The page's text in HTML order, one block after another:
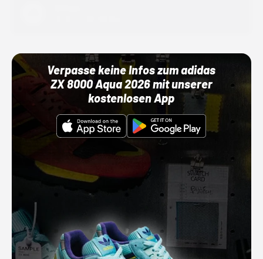
Verpasse keine Infos zum adidas
ZX 8000 Aqua 2026 mit unserer
kostenlosen App